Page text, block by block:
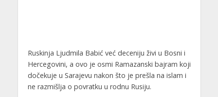
Ruskinja Ljudmila Babić već deceniju živi u Bosni i
Hercegovini, a ovo je osmi Ramazanski bajram koji
dočekuje u Sarajevu nakon što je prešla na islam i
ne razmišlja o povratku u rodnu Rusiju.